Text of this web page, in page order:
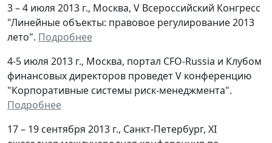
3 – 4 июля 2013 г., Москва, V Всероссийский Конгресс
"Линейные объекты: правовое регулирование 2013
лето". Подробнее
4-5 июля 2013 г., Москва, портал CFO-Russia и Клубом
финансовых директоров проведет V конференцию
"Корпоративные системы риск-менеджмента".
Подробнее
17 – 19 сентября 2013 г., Санкт-Петербург, XI